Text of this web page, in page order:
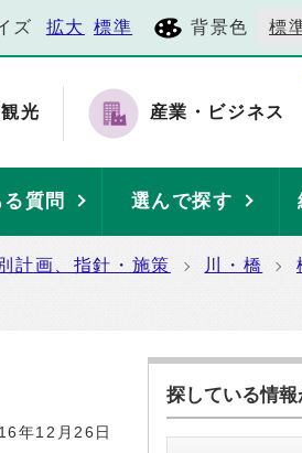
ズ 拡大 標準 背景色 標
光 産業・ビジネス
質問 選んで探す
計画、指針・施策 川・橋
年12月26日
探している情